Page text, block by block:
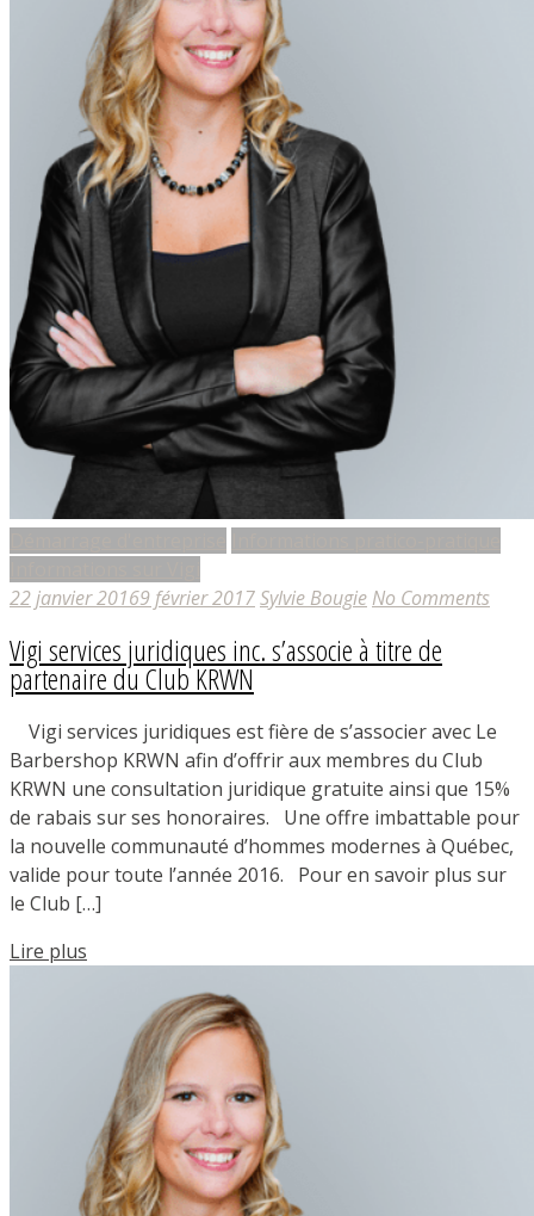
22 janvier 20169 février 2017Sylvie Bougie No Comments
Vigi services juridiques inc. s’associe à titre de
partenaire du Club KRWN
Vigi services juridiques est fière de s’associer avec Le
Barbershop KRWN afin d’offrir aux membres du Club
KRWN une consultation juridique gratuite ainsi que 15%
de rabais sur ses honoraires. Une offre imbattable pour
la nouvelle communauté d’hommes modernes à Québec,
valide pour toute l’année 2016. Pour en savoir plus sur
le Club […]
Lire plus